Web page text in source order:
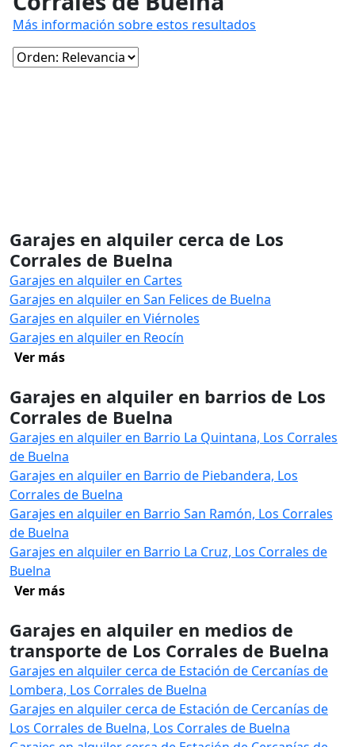
Más información sobre estos resultados
Garajes en alquiler cerca de Los
Corrales de Buelna
Garajes en alquiler en Cartes
Garajes en alquiler en San Felices de Buelna
Garajes en alquiler en Viérnoles
Garajes en alquiler en Reocín
Ver más
Garajes en alquiler en barrios de Los
Corrales de Buelna
Garajes en alquiler en Barrio La Quintana, Los Corrales
de Buelna
Garajes en alquiler en Barrio de Piebandera, Los
Corrales de Buelna
Garajes en alquiler en Barrio San Ramón, Los Corrales
de Buelna
Garajes en alquiler en Barrio La Cruz, Los Corrales de
Buelna
Ver más
Garajes en alquiler en medios de
transporte de Los Corrales de Buelna
Garajes en alquiler cerca de Estación de Cercanías de
Lombera, Los Corrales de Buelna
Garajes en alquiler cerca de Estación de Cercanías de
Los Corrales de Buelna, Los Corrales de Buelna